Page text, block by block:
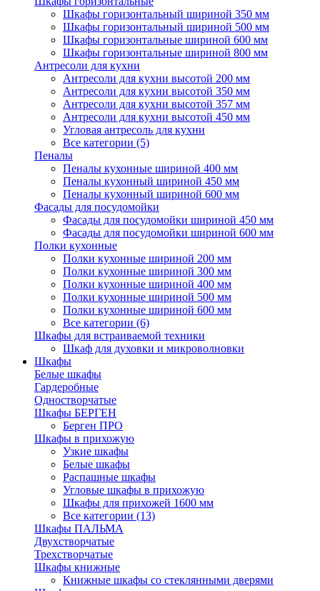
Шкафы горизонтальный шириной 350 мм
Шкафы горизонтальный шириной 500 мм
Шкафы горизонтальные шириной 600 мм
Шкафы горизонтальные шириной 800 мм
Антресоли для кухни
Антресоли для кухни высотой 200 мм
Антресоли для кухни высотой 350 мм
Антресоли для кухни высотой 357 мм
Антресоли для кухни высотой 450 мм
Угловая антресоль для кухни
Все категории (5)
Пеналы
Пеналы кухонные шириной 400 мм
Пеналы кухонный шириной 450 мм
Пеналы кухонный шириной 600 мм
Фасады для посудомойки
Фасады для посудомойки шириной 450 мм
Фасады для посудомойки шириной 600 мм
Полки кухонные
Полки кухонные шириной 200 мм
Полки кухонные шириной 300 мм
Полки кухонные шириной 400 мм
Полки кухонные шириной 500 мм
Полки кухонные шириной 600 мм
Все категории (6)
Шкафы для встраиваемой техники
Шкаф для духовки и микроволновки
Шкафы
Белые шкафы
Гардеробные
Одностворчатые
Шкафы БЕРГЕН
Берген ПРО
Шкафы в прихожую
Узкие шкафы
Белые шкафы
Распашные шкафы
Угловые шкафы в прихожую
Шкафы для прихожей 1600 мм
Все категории (13)
Шкафы ПАЛЬМА
Двухстворчатые
Трехстворчатые
Шкафы книжные
Книжные шкафы со стеклянными дверями